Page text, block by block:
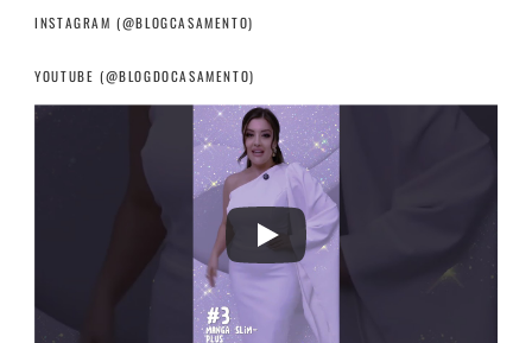
INSTAGRAM (@BLOGCASAMENTO)
YOUTUBE (@BLOGDOCASAMENTO)